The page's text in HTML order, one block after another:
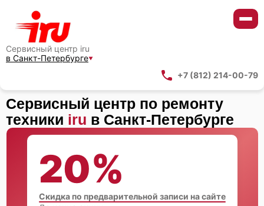
Сервисный центр iru
в Санкт-Петербурге
+7 (812) 214-00-79
Сервисный центр по ремонту
техники iru в Санкт-Петербурге
20%
Скидка по предварительной записи на сайте